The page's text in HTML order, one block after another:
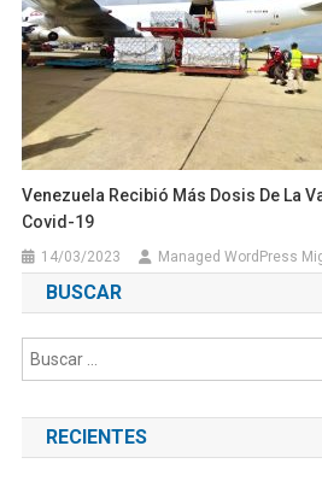
Venezuela Recibió Más Dosis De La
Covid-19
14/03/2023 Managed WordPress
BUSCAR
RECIENTES